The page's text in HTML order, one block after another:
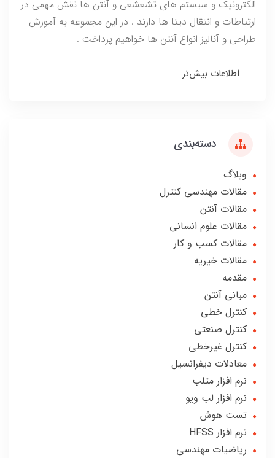
الکترونیک و سیستم های تشعشعی و آنتن ها نقش مهمی در
ارتباطات و انتقال دیتا ها دارند . در این مجموعه به آموزش
طراحی و آنالیز انواع آنتن ها خواهیم پرداخت .
اطلاعات بیش‌تر
دسته‌بندی
وبلاگ
مقالات مهندسی کنترل
مقالات آنتن
مقالات علوم انسانی
مقالات کسب و کار
مقالات خیریه
مقدمه
مبانی آنتن
کنترل خطی
کنترل صنعتی
کنترل غیرخطی
معادلات دیفرانسیل
نرم افزار متلب
نرم افزار لب ویو
تست هوش
نرم افزار HFSS
ریاضیات مهندسی